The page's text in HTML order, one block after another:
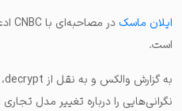
ایلان ماسک
است.